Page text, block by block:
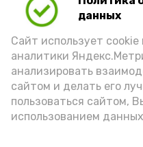
данных
Сайт использует
аналитики
анализировать
сайтом и делать его
пользоваться сайтом,
использованием